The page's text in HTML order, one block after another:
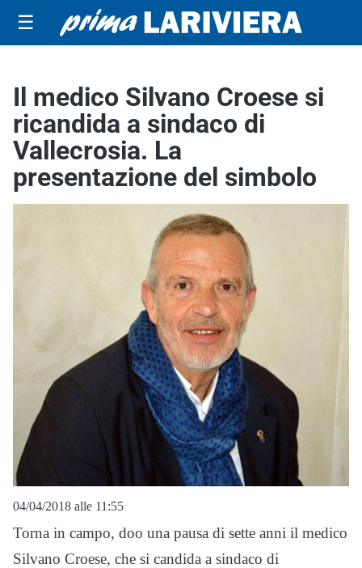
☰
Il medico Silvano Croese si
ricandida a sindaco di
Vallecrosia. La
presentazione del simbolo
04/04/2018 alle 11:55
Torna in campo, doo una pausa di sette anni il medico
Silvano Croese, che si candida a sindaco di